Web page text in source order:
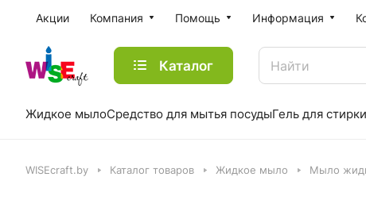
Акции Компания Помощь Информация
Каталог
Жидкое мылоСредство для мытья посудыГель для стирки
WISEcraft.by Каталог товаров Жидкое мыло Мыло